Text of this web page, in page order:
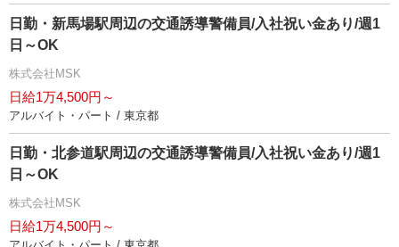
日勤・新馬場駅周辺の交通誘導警備員/入社祝い金あり/週1
日～OK
株式会社MSK
日給1万4,500円～
アルバイト・パート / 東京都
日勤・北参道駅周辺の交通誘導警備員/入社祝い金あり/週1
日～OK
株式会社MSK
日給1万4,500円～